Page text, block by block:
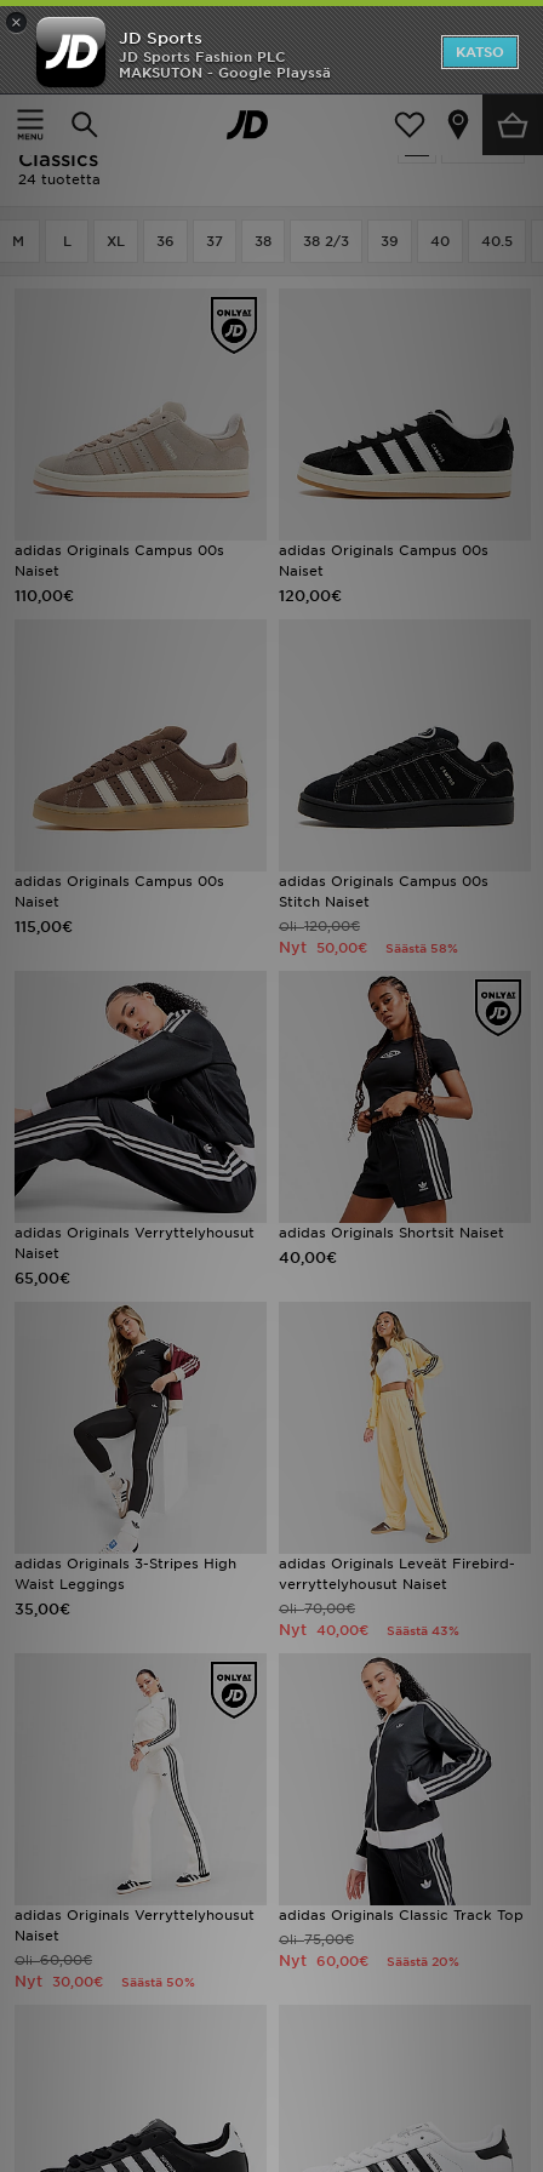
×
JD Sports
JD Sports Fashion PLC
MAKSUTON - Google Playssä
KATSO
Etusivu
Naiset
Suodata
Naiset - Adidas Adidas Originals
Classics
24 tuotetta
M L XL 36 37 38 38 2/3 39 40 40.5
adidas Originals Campus 00s
Naiset
110,00€
adidas Originals Campus 00s
Naiset
120,00€
adidas Originals Campus 00s
Naiset
115,00€
adidas Originals Campus 00s
Stitch Naiset
Oli120,00€
Nyt 50,00€ Säästä 58%
adidas Originals Verryttelyhousut
Naiset
65,00€
adidas Originals Shortsit Naiset
40,00€
adidas Originals 3-Stripes High
Waist Leggings
35,00€
adidas Originals Leveät Firebird-
verryttelyhousut Naiset
Oli70,00€
Nyt 40,00€ Säästä 43%
adidas Originals Verryttelyhousut
Naiset
Oli60,00€
Nyt 30,00€ Säästä 50%
adidas Originals Classic Track Top
Oli75,00€
Nyt 60,00€ Säästä 20%
Etusivu
Ale
Uutuudet
Tuotemerkit
Inspiroidu
Jalkapallo
Urheilu
Minun viestini
Asiakaspalvelu ja tietoa